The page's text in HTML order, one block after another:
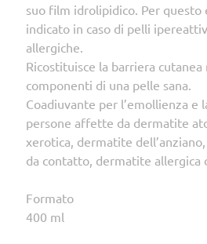
suo film idrolipidico. Per
indicato in caso di pelli
allergiche.
Ricostituisce la barriera
componenti di una pelle sana.
Coadiuvante per l’emollienza e
persone affette da dermatite
xerotica, dermatite
da contatto, dermatite allergica
Formato
400 ml